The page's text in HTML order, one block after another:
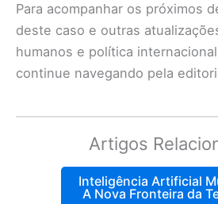
Para acompanhar os próximos
deste caso e outras
humanos e política
continue navegando pela
Artigos
Inteligência Artificial
A Nova Fronteira da